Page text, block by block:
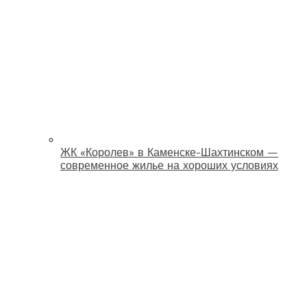
ЖК «Королев» в Каменске-Шахтинском —
современное жилье на хороших условиях